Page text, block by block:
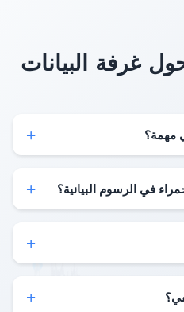
غرفة البيانات
مهمة؟ +
في الرسوم البيانية؟ +
+
+